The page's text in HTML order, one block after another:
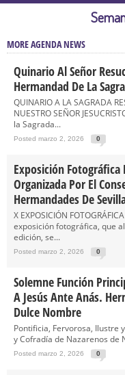
MORE AGENDA NEWS
Quinario Al Señor
Hermandad De La
QUINARIO A LA SAGRADA
NUESTRO SEÑOR
la Sagrada...
Posted marzo 2, 2026 0
Exposición Fotográfica
Organizada Por El
Hermandades De
X EXPOSICIÓN
exposición fotográfica, que
edición, se...
Posted marzo 2, 2026 0
Solemne Función
A Jesús Ante Anás.
Dulce Nombre
Pontificia, Fervorosa, Ilustre
y Cofradía de Nazarenos de
Posted marzo 2, 2026 0